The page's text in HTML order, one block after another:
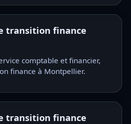
transition finance
comptable et financier,
finance à Montpellier.
transition finance